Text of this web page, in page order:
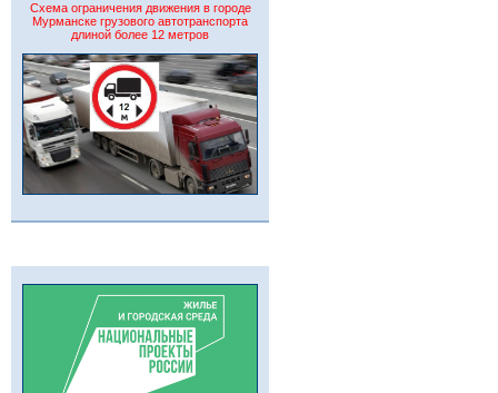
Схема ограничения движения в городе
Мурманске грузового автотранспорта
длиной более 12 метров